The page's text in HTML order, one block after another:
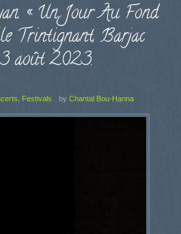
« Un Jour Au Fond
Trintignant, Barjac
août 2023.
, Festivals by Chantal Bou-Hanna